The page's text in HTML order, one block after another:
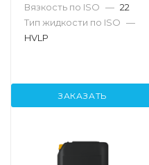
Вязкость по ISO — 22
Тип жидкости по ISO —
HVLP
ЗАКАЗАТЬ